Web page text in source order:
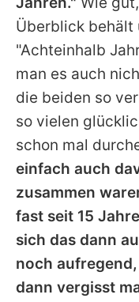
Überblick behält
"Achteinhalb
man es auch
die beiden so
so vielen
schon mal
einfach auch
zusammen
fast seit 15
sich das dann
noch
dann vergisst